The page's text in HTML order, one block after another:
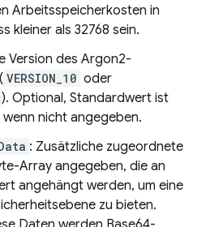
Arbeitsspeicherkosten in
kleiner als 32768 sein.
Version des Argon2-
VERSION_10 oder
). Optional, Standardwert ist
wenn nicht angegeben.
: Zusätzliche zugeordnete
Array angegeben, die an
angehängt werden, um eine
zu bieten.